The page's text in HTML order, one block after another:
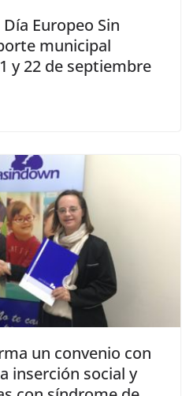
Europeo Sin
municipal
y 22 de septiembre
un convenio con
inserción social y